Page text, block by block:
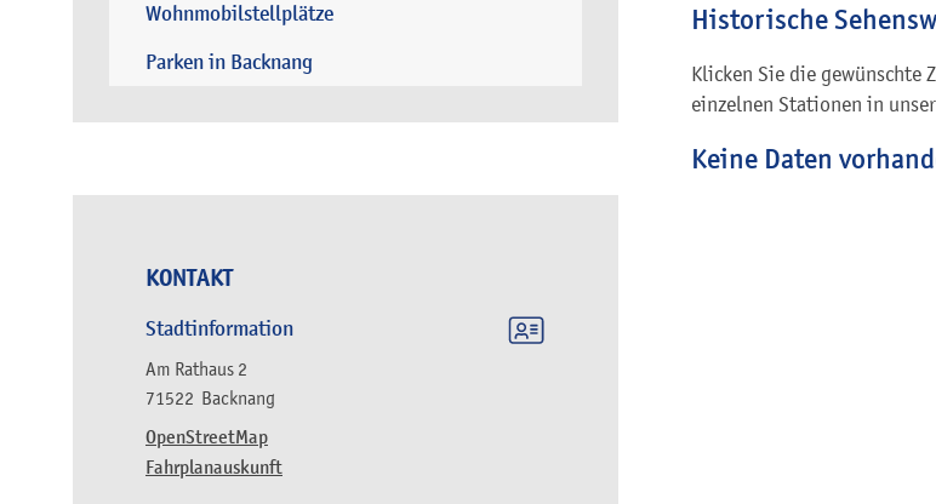
Wohnmobilstellplätze
Parken in Backnang
KONTAKT
Stadtinformation
Am Rathaus 2
71522 Backnang
OpenStreetMap
Fahrplanauskunft
Historische
Klicken Sie die gewünschte
einzelnen Stationen in
Keine Daten